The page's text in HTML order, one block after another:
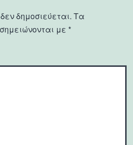
δημοσιεύεται. Τα
με *